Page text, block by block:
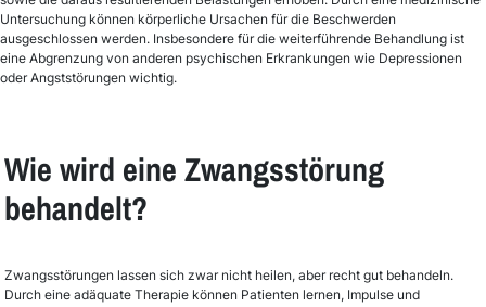
Untersuchung können körperliche Ursachen für die Beschwerden
ausgeschlossen werden. Insbesondere für die weiterführende Behandlung ist
eine Abgrenzung von anderen psychischen Erkrankungen wie Depressionen
oder Angststörungen wichtig.
Wie wird eine Zwangsstörung
behandelt?
Zwangsstörungen lassen sich zwar nicht heilen, aber recht gut behandeln.
Durch eine adäquate Therapie können Patienten lernen, Impulse und